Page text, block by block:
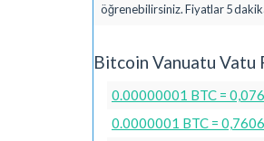
öğrenebilirsiniz. Fiyatlar 5
Bitcoin Vanuatu Vatu
0.00000001 BTC =
0.0000001 BTC =